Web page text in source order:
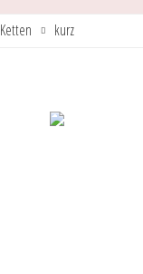
Ketten kurz